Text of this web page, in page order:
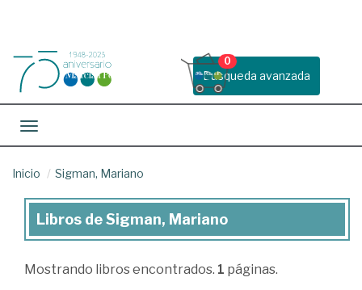
Busqueda avanzada
0
Toggle navigation
Inicio Sigman, Mariano
Libros
Sigman,
Libros de Sigman, Mariano
Mostrando libros encontrados. 1 páginas.